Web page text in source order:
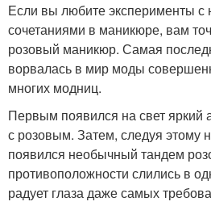
Если вы любите эксперименты
сочетаниями в маникюре, вам
розовый маникюр. Самая
ворвалась в мир моды
многих модниц.
Первым появился на свет яркий
с розовым. Затем, следуя этому
появился необычный тандем
противоположности слились в
радует глаза даже самых